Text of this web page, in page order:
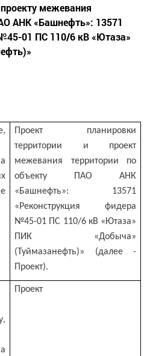
межевания
АНК «Башнефть»: 13571
01 ПС 110/6 кВ «Ютаза»
Проект планировки
территории и проект
межевания территории по
объекту ПАО АНК
«Башнефть»: 13571
«Реконструкция фидера
№45-01 ПС 110/6 кВ «Ютаза»
ПИК «Добыча»
(Туймазанефть)» (далее -
Проект).
Проект